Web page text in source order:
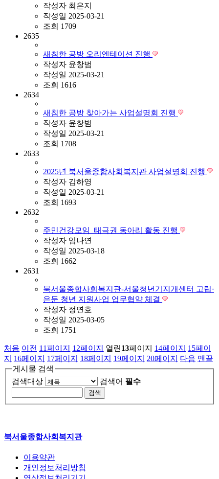
작성자 최은지
작성일 2025-03-21
조회 1709
2635
새침한 공방 오리엔테이션 진행
작성자 윤창범
작성일 2025-03-21
조회 1616
2634
새침한 공방 찾아가는 사업설명회 진행
작성자 윤창범
작성일 2025-03-21
조회 1708
2633
2025년 북서울종합사회복지관 사업설명회 진행
작성자 김하영
작성일 2025-03-21
조회 1693
2632
주민건강모임_태극권 동아리 활동 진행
작성자 임나연
작성일 2025-03-18
조회 1662
2631
북서울종합사회복지관-서울청년기지개센터 고립·
은둔 청년 지원사업 업무협약 체결
작성자 정연호
작성일 2025-03-05
조회 1751
처음 이전 11페이지 12페이지 열린13페이지 14페이지 15페이
지
16페이지 17페이지 18페이지 19페이지 20페이지 다음 맨끝
게시물 검색
검색대상
검색어 필수
북서울종합사회복지관
이용약관
개인정보처리방침